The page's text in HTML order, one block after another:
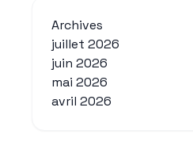
Archives
juillet 2026
juin 2026
mai 2026
avril 2026